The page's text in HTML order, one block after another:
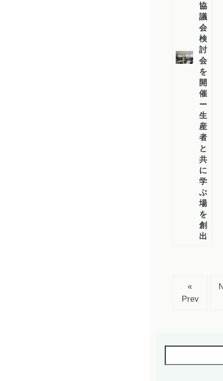
協
議
会
検
討
会
を
開
催
ー
生
産
者
と
共
に
学
ぶ
場
を
創
出
«
Prev